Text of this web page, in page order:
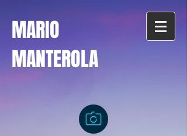
MARIO
MANTEROLA